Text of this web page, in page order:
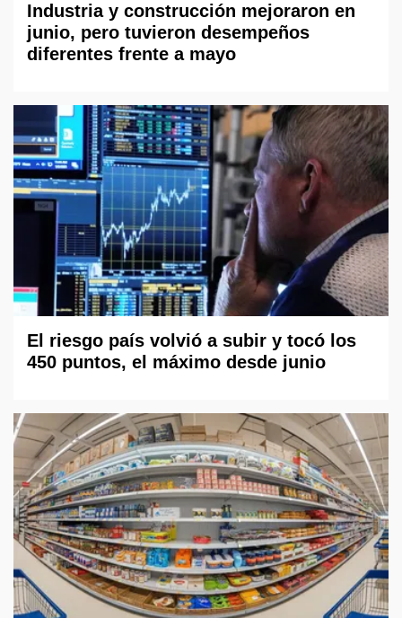
Industria y construcción mejoraron en
junio, pero tuvieron desempeños
diferentes frente a mayo
El riesgo país volvió a subir y tocó los
450 puntos, el máximo desde junio